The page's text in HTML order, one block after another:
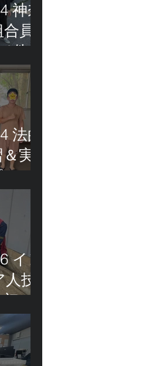
神奈
員
件訪
ナム
歯
法的
実
ト
イン
技
級
福